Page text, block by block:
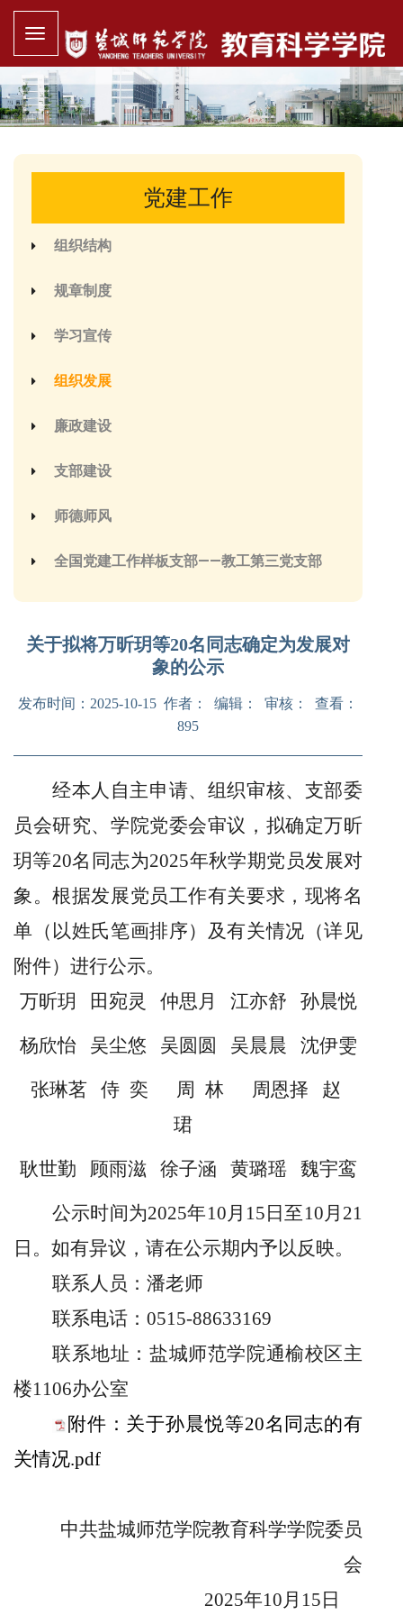
党建工作
组织结构
规章制度
学习宣传
组织发展
廉政建设
支部建设
师德师风
全国党建工作样板支部——教工第三党支部
关于拟将万昕玥等20名同志确定为发展对
象的公示
发布时间：2025-10-15 作者： 编辑： 审核： 查看：
895
经本人自主申请、组织审核、支部委
员会研究、学院党委会审议，拟确定万昕
玥等20名同志为2025年秋学期党员发展对
象。根据发展党员工作有关要求，现将名
单（以姓氏笔画排序）及有关情况（详见
附件）进行公示。
万昕玥
田宛灵 仲思月 江亦舒 孙晨悦
杨欣怡 吴尘悠 吴圆圆 吴晨晨 沈伊雯
张琳茗 侍奕 周林 周恩择
赵
珺
耿世勤 顾雨滋 徐子涵 黄璐瑶 魏宇鸾
公示时间为2025年10月 15 日至10月 21
日。如有异议，请在公示期内予以反映。
联系人员：潘老师
联系电话： 0515-88633169
联系地址：盐城师范学院通榆校区主
楼1106办公室
附件：关于孙晨悦等20名同志的有
关情况.pdf
中共盐城师范学院教育科学学院委员
会
2025年10月 15 日